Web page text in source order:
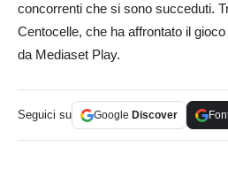
concorrenti che si sono succeduti.
Centocelle, che ha affrontato il gioco
da Mediaset Play.
Seguici su Google Discover